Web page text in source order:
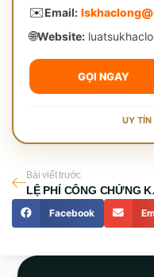
✉️Email:
🌐Website:
GỌI NGAY
UY TÍN
Bài viết trước
LỆ PHÍ
Facebook